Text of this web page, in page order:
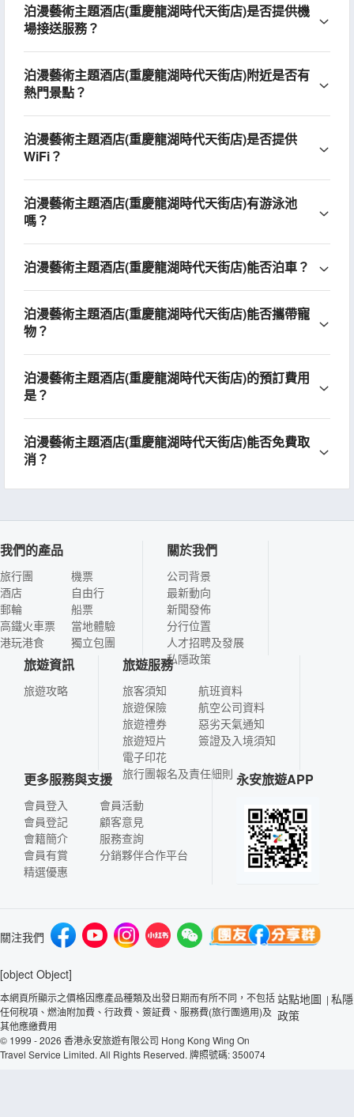
泊漫藝術主題酒店(重慶龍湖時代天街店)是否提供機
場接送服務？
泊漫藝術主題酒店(重慶龍湖時代天街店)附近是否有
熱門景點？
泊漫藝術主題酒店(重慶龍湖時代天街店)是否提供
WiFi？
泊漫藝術主題酒店(重慶龍湖時代天街店)有游泳池
嗎？
泊漫藝術主題酒店(重慶龍湖時代天街店)能否泊車？
泊漫藝術主題酒店(重慶龍湖時代天街店)能否攜帶寵
物？
泊漫藝術主題酒店(重慶龍湖時代天街店)的預訂費用
是？
泊漫藝術主題酒店(重慶龍湖時代天街店)能否免費取
消？
我們的產品
旅行團
酒店
郵輪
高鐵火車票
港玩港食
機票
自由行
船票
當地體驗
獨立包團
關於我們
公司背景
最新動向
新聞發佈
分行位置
人才招聘及發展
私隱政策
旅遊資訊
旅遊攻略
旅遊服務
旅客須知
旅遊保險
旅遊禮券
旅遊短片
電子印花
航班資料
航空公司資料
惡劣天氣通知
簽證及入境須知
旅行團報名及責任細則
更多服務與支援
會員登入
會員登記
會籍簡介
會員有賞
精選優惠
會員活動
顧客意見
服務查詢
分銷夥伴合作平台
永安旅遊APP
關注我們
[object Object]
本網頁所顯示之價格因應產品種類及出發日期而有所不同，不包括
任何稅項、燃油附加費、行政費、簽証費、服務費(旅行團適用)及
其他應繳費用
© 1999 - 2026 香港永安旅遊有限公司 Hong Kong Wing On
Travel Service Limited. All Rights Reserved. 牌照號碼: 350074
站點地圖 | 私隱
政策